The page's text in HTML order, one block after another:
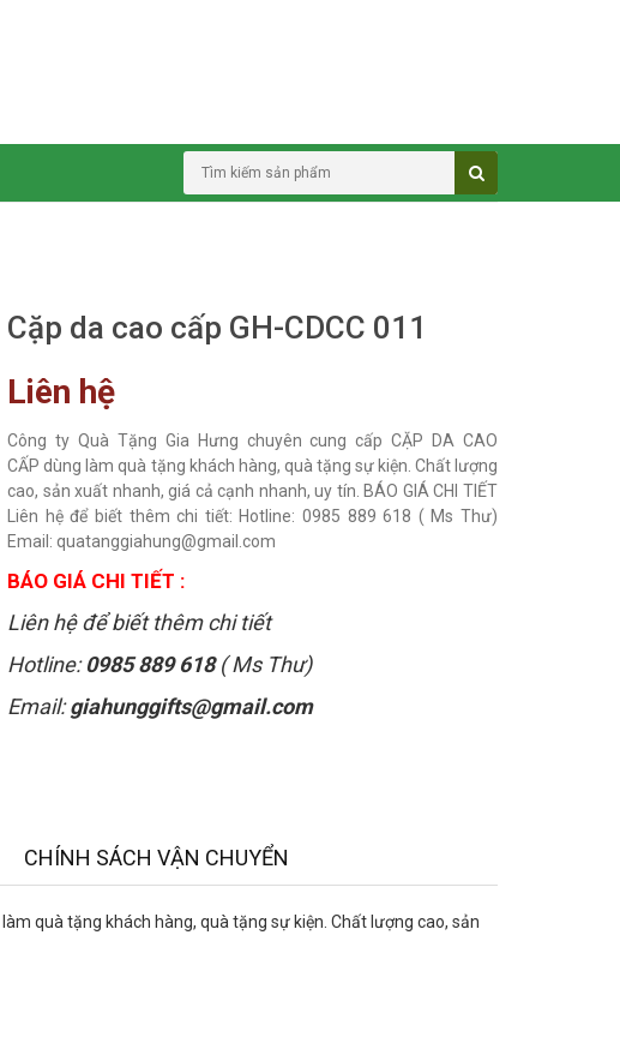
Cặp da cao cấp GH-CDCC 011
Liên hệ
Công ty Quà Tặng Gia Hưng chuyên cung cấp CẶP DA CAO
CẤP dùng làm quà tặng khách hàng, quà tặng sự kiện. Chất lượng
cao, sản xuất nhanh, giá cả cạnh nhanh, uy tín. BÁO GIÁ CHI TIẾT
Liên hệ để biết thêm chi tiết: Hotline: 0985 889 618 ( Ms Thư)
Email: quatanggiahung@gmail.com
BÁO GIÁ CHI TIẾT :
Liên hệ để biết thêm chi tiết
Hotline:0985 889 618( Ms Thư)
Email:giahunggifts@gmail.com
CHÍNH SÁCH VẬN CHUYỂN
quà tặng khách hàng, quà tặng sự kiện. Chất lượng cao, sản